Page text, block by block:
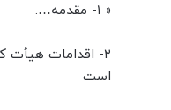
« ۱- مقدمه….
۲- اقدامات
است